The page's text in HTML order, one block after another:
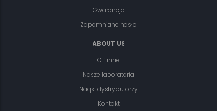
Gwarancja
Zapomniane hasło
ABOUT US
O firmie
Nasze laboratoria
Naqsi dystrybutorzy
Kontakt